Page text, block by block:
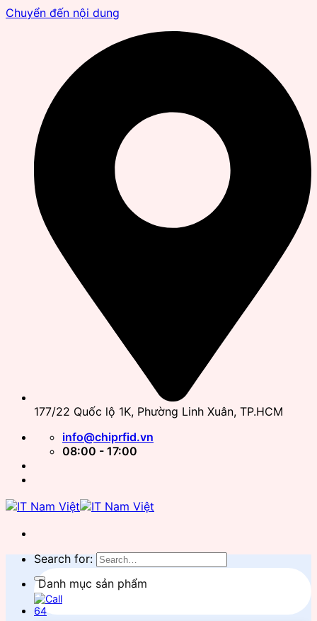
Chuyển đến nội dung
177/22 Quốc lộ 1K, Phường Linh Xuân, TP.HCM
info@chiprfid.vn
08:00 - 17:00
Search for:
Danh mục sản phẩm